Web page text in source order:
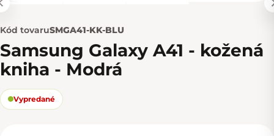
Kód tovaruSMGA41-KK-BLU
Samsung Galaxy A41 - kožená
kniha - Modrá
Vypredané